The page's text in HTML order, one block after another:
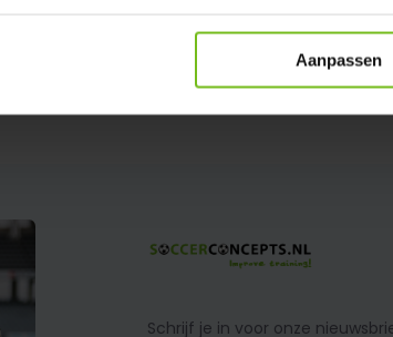
Aanpassen
Trainingshesje Geel Senior 5
Schrijf je in voor onze